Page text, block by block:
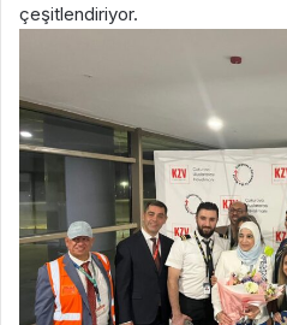
çeşitlendiriyor.